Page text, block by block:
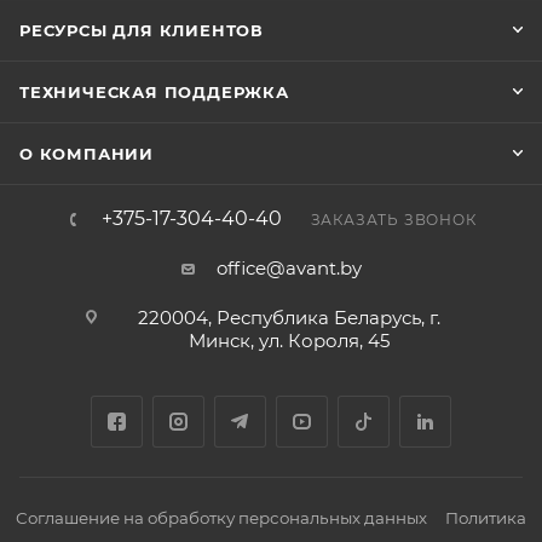
РЕСУРСЫ ДЛЯ КЛИЕНТОВ
ТЕХНИЧЕСКАЯ ПОДДЕРЖКА
О КОМПАНИИ
+375-17-304-40-40 ЗАКАЗАТЬ ЗВОНОК
office@avant.by
220004, Республика Беларусь, г.
Минск, ул. Короля, 45
Соглашение на обработку персональных данных
Политика